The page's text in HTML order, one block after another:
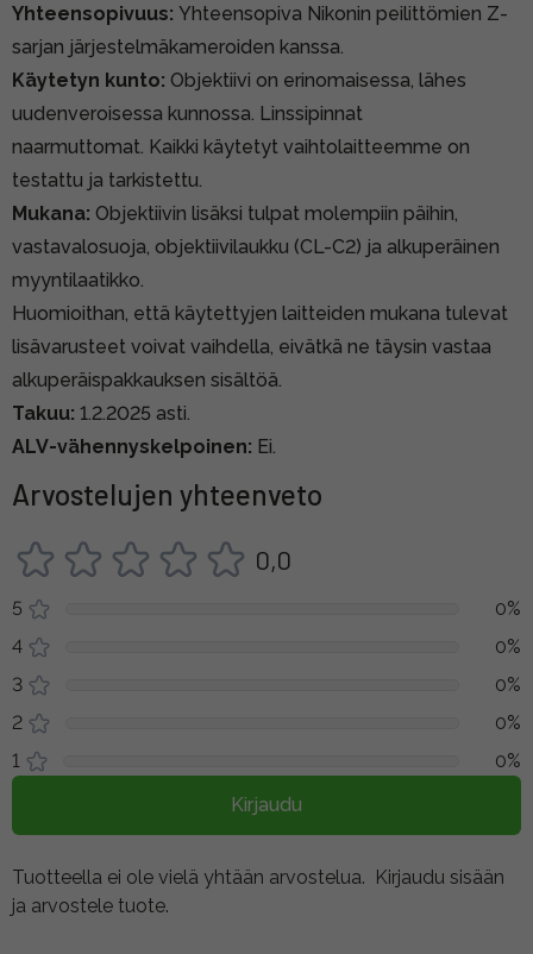
Yhteensopivuus: Yhteensopiva Nikonin peilittömien Z-
sarjan järjestelmäkameroiden kanssa.
Käytetyn kunto: Objektiivi on erinomaisessa, lähes
uudenveroisessa kunnossa. Linssipinnat
naarmuttomat. Kaikki käytetyt vaihtolaitteemme on
testattu ja tarkistettu.
Mukana: Objektiivin lisäksi tulpat molempiin päihin,
vastavalosuoja, objektiivilaukku (CL-C2) ja alkuperäinen
myyntilaatikko.
Huomioithan, että käytettyjen laitteiden mukana tulevat
lisävarusteet voivat vaihdella, eivätkä ne täysin vastaa
alkuperäispakkauksen sisältöä.
Takuu: 1.2.2025 asti.
ALV-vähennyskelpoinen: Ei.
Arvostelujen yhteenveto
0,0
5
0%
4
0%
3
0%
2
0%
1
0%
Kirjaudu
Tuotteella ei ole vielä yhtään arvostelua. Kirjaudu sisään
ja arvostele tuote.